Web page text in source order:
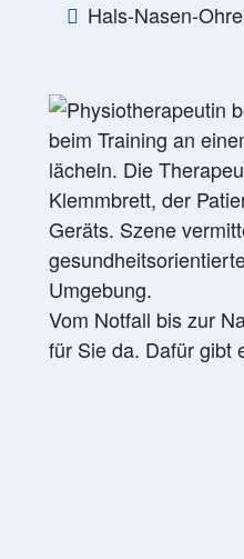
Hals-Nasen-
Vom Notfall bis zur
für Sie da. Dafür gibt